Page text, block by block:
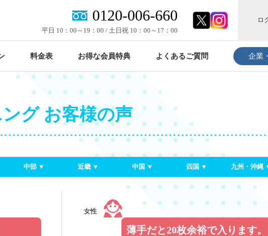
0120-006-660
平日 10：00～19：00 / 土日祝 10：00～17：00
ロ
重たい布団は宅配が便利！
布団クリーニングプラン 衣類・布団の保管
料金表 お得な会員特典 よくあるご質問 企業
グ お客様の声
中部 ▼ 近畿 ▼ 中国 ▼ 四国 ▼ 九州・沖縄
女性
薄手だと20枚余裕で入ります。